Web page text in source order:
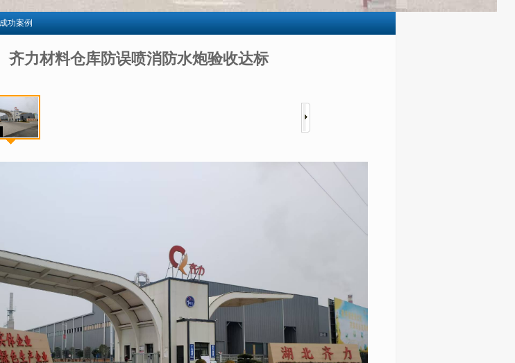
功案例
齐力材料仓库防误喷消防水炮验收达标